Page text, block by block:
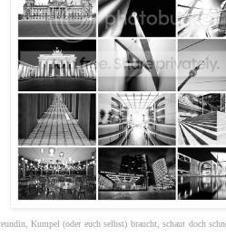
Kumpel (oder euch selbst) braucht, schaut doch